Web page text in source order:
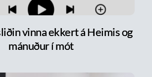
vinna ekkert á Heimis og
mánuður í mót